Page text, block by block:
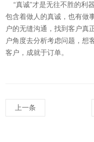
“真诚”才是无往不胜的利
包含着做人的真诚，也有做
户的无缝沟通，找到客户真
户角度去分析考虑问题，想
客户，成就于订单。
上一条